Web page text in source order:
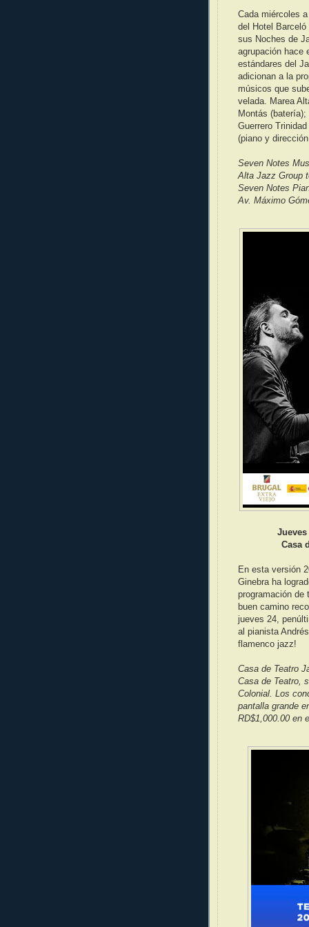
Cada miércoles
del Hotel
sus Noches de
agrupación hace
estándares del
adicionan a la
músicos que
velada. Marea
Montás (batería);
Guerrero
(piano y
Seven Notes
Alta Jazz Group
Seven Notes
Av. Máximo
Casa
En esta versión
Ginebra ha
programación de
buen camino
jueves 24,
al pianista
flamenco jazz!
Casa de Teatro
Casa de Teatro,
Colonial. Los
pantalla grande
RD$1,000.00 en